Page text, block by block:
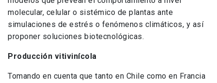
molecular, celular o sistémico de plantas ante
simulaciones de estrés o fenómenos climáticos, y así
proponer soluciones biotecnológicas.
Producción vitivinícola
Tomando en cuenta que tanto en Chile como en Francia